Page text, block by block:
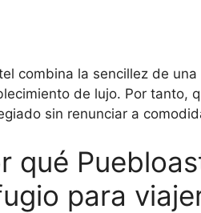
combina la sencillez de
de lujo. Por tanto,
sin renunciar a
qué
para